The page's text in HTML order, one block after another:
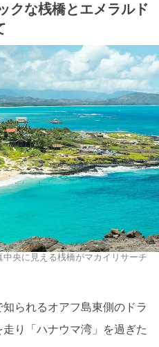
クな桟橋とエメラルド
中央に見える桟橋がマカイリサーチ
られるオアフ島東側のドラ
り「ハナウマ湾」を過ぎた